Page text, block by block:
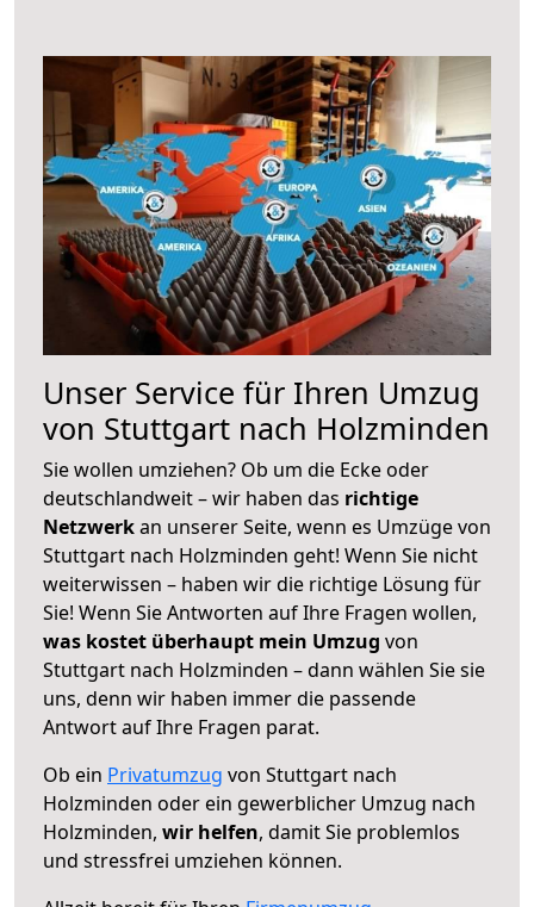
Unser Service für Ihren Umzug
von Stuttgart nach Holzminden
Sie wollen umziehen? Ob um die Ecke oder
deutschlandweit – wir haben das richtige
Netzwerkan unserer Seite, wenn es Umzüge von
Stuttgart nach Holzminden geht! Wenn Sie nicht
weiterwissen – haben wir die richtige Lösung für
Sie! Wenn Sie Antworten auf Ihre Fragen wollen,
was kostet überhaupt mein Umzug von
Stuttgart nach Holzminden – dann wählen Sie sie
uns, denn wir haben immer die passende
Antwort auf Ihre Fragen parat.
Ob ein Privatumzug von Stuttgart nach
Holzminden oder ein gewerblicher Umzug nach
Holzminden, wir helfen, damit Sie problemlos
und stressfrei umziehen können.